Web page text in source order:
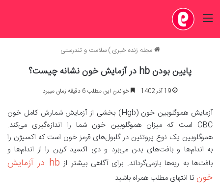
منو
مجله زنده خبری ) سلامت و تندرستی
پایین بودن hb در آزمایش خون نشانه چیست؟
19 آذر 1402 خواندن این مطلب 6 دقیقه زمان میبرد
آزمایش هموگلوبین خون (Hgb) بخشی از آزمایش شمارش کامل خون
CBC است که میزان هموگلوبین خون شما را اندازه‌گیری می‌کند.
هموگلوبین یک نوع پروتئین در گلبول‌های قرمز خون است که اکسیژن را
به اندام‌ها و بافت‌های بدن می‌برد و دی اکسید کربن را از اندام‌ها و
بافت‌ها به ریه‌ها بازمی‌گرداند. برای آگاهی بیشتر از
hb در آزمایش
خون تا انتهای مطلب همراه باشید.